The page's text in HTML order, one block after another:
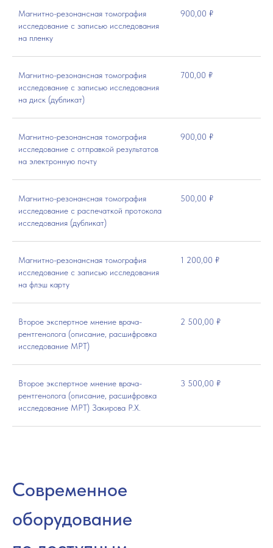
Магнитно-резонансная томография
исследование с записью исследования
на пленку
900,00 ₽
Магнитно-резонансная томография
исследование с записью исследования
на диск (дубликат)
700,00 ₽
Магнитно-резонансная томография
исследование с отправкой результатов
на электронную почту
900,00 ₽
Магнитно-резонансная томография
исследование с распечаткой протокола
исследования (дубликат)
500,00 ₽
Магнитно-резонансная томография
исследование с записью исследования
на флэш карту
1 200,00 ₽
Второе экспертное мнение врача-
рентгенолога (описание, расшифровка
исследование МРТ)
2 500,00 ₽
Второе экспертное мнение врача-
рентгенолога (описание, расшифровка
исследование МРТ) Закирова Р.Х.
3 500,00 ₽
Современное
оборудование